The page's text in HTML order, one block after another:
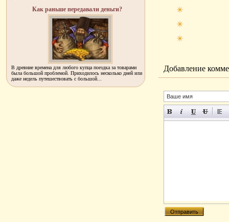
Добавление
Как раньше передавали деньги?
В древние времена для любого купца поездка за товарами
была большой проблемой. Приходилось несколько дней или
даже недель путешествовать с большой...